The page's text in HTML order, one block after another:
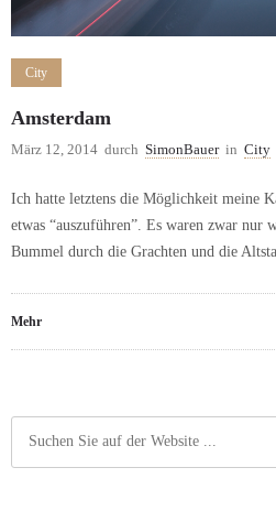
City
Amsterdam
März 12, 2014 durch SimonBauer in City
Ich hatte letztens die Möglichkeit meine
etwas “auszuführen”. Es waren zwar nur
Bummel durch die Grachten und die
Mehr